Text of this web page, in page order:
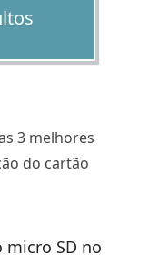
3 melhores
do cartão
micro SD no